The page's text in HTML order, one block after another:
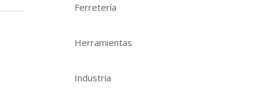
Ferretería
Herramientas
Industria